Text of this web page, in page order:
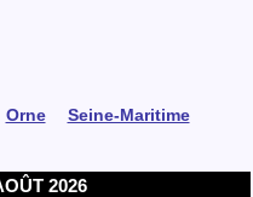
Orne Seine-Maritime
2026